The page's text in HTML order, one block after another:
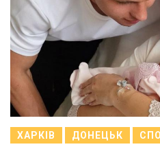
ХАРКІВ ДОНЕЦЬК